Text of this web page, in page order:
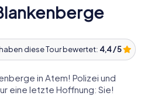
diese Tour bewertet: 4,4 / 5
in Atem! Polizei und
eine letzte Hoffnung: Sie!